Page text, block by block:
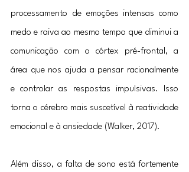
processamento de emoções intensas como
medo e raiva ao mesmo tempo que diminui a
comunicação com o córtex pré-frontal, a
área que nos ajuda a pensar racionalmente
e controlar as respostas impulsivas. Isso
torna o cérebro mais suscetível à reatividade
emocional e à ansiedade (Walker, 2017).
Além disso, a falta de sono está fortemente